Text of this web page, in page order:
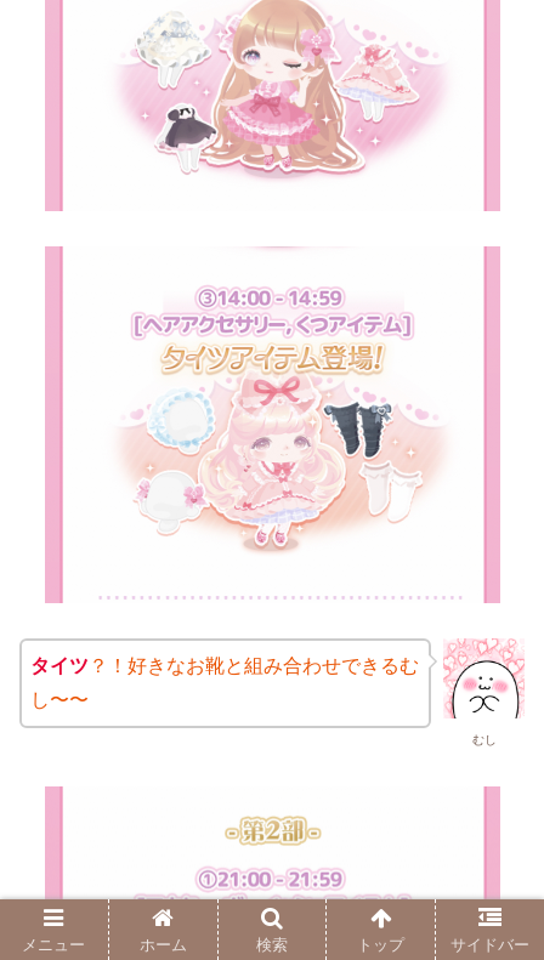
むし
タイツ ？！好きなお靴と組み合わせできるむ
し〜〜
メニュー ホーム 検索 トップ サイドバー